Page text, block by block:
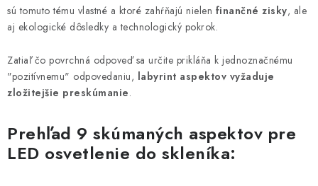
Obchodné podmienky
Predávané značky
sú tomuto tému vlastné a ktoré zahŕňajú nielen finančné zisky, ale
aj ekologické dôsledky a technologický pokrok.
Zatiaľ čo povrchná odpoveď sa určite prikláňa k jednoznačnému
"pozitívnemu" odpovedaniu, labyrint aspektov vyžaduje
zložitejšie preskúmanie.
Prehľad 9 skúmaných aspektov pre
LED osvetlenie do skleníka: